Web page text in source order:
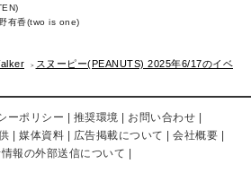
有香(two is one)
スヌーピー(PEANUTS) 2025年6/17のイベ
ーポリシー 推奨環境
お問い合わせ
媒体資料 広告掲載について
会社概要
報の外部送信について